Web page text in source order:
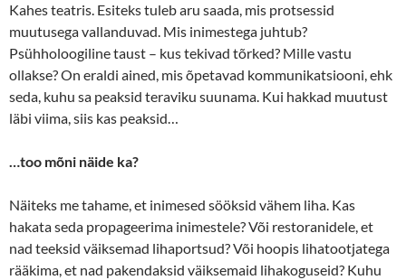
Kahes teatris. Esiteks tuleb aru saada, mis protsessid
muutusega vallanduvad. Mis inimestega juhtub?
Psühholoogiline taust – kus tekivad tõrked? Mille vastu
ollakse? On eraldi ained, mis õpetavad kommunikatsiooni, ehk
seda, kuhu sa peaksid teraviku suunama. Kui hakkad muutust
läbi viima, siis kas peaksid…
…too mõni näide ka?
Näiteks me tahame, et inimesed sööksid vähem liha. Kas
hakata seda propageerima inimestele? Või restoranidele, et
nad teeksid väiksemad lihaportsud? Või hoopis lihatootjatega
rääkima, et nad pakendaksid väiksemaid lihakoguseid? Kuhu